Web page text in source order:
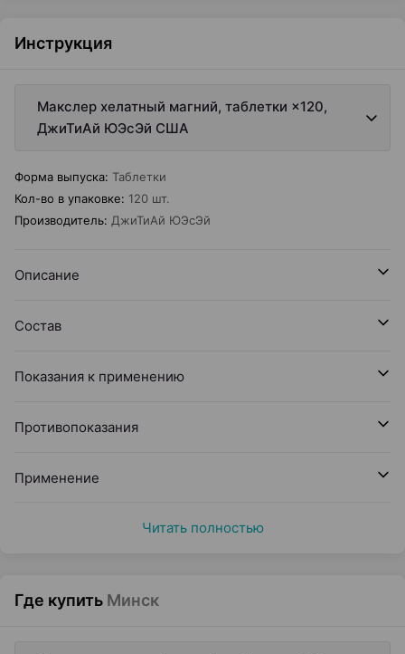
Инструкция
Макслер хелатный магний, таблетки ×120,
ДжиТиАй ЮЭсЭй США
Форма выпуска: Таблетки
Кол-во в упаковке: 120 шт.
Производитель: ДжиТиАй ЮЭсЭй
Описание
Состав
Показания к применению
Противопоказания
Применение
Читать полностью
Где купить Минск